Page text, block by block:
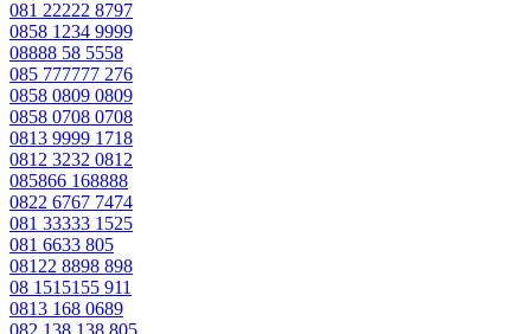
081 22222 8797
0858 1234 9999
08888 58 5558
085 777777 276
0858 0809 0809
0858 0708 0708
0813 9999 1718
0812 3232 0812
085866 168888
0822 6767 7474
081 33333 1525
081 6633 805
08122 8898 898
08 1515155 911
0813 168 0689
082 138 138 805